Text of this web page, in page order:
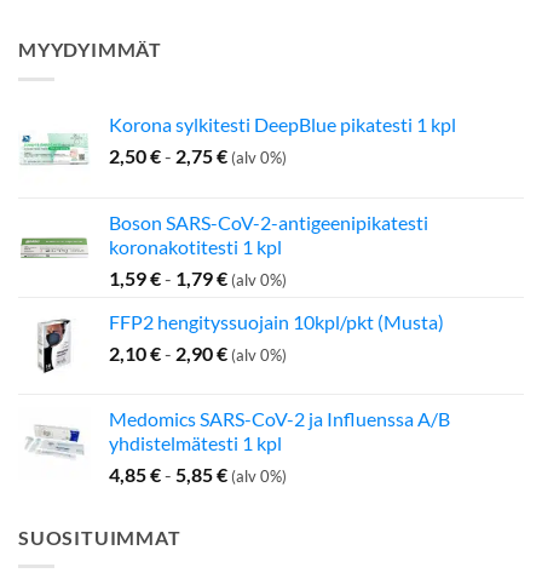
MYYDYIMMÄT
Korona sylkitesti DeepBlue pikatesti 1 kpl
2,50€- 2,75€ (alv 0%)
Boson SARS-CoV-2-antigeenipikatesti
koronakotitesti 1 kpl
1,59€- 1,79€ (alv 0%)
FFP2 hengityssuojain 10kpl/pkt (Musta)
2,10€- 2,90€ (alv 0%)
Medomics SARS-CoV-2 ja Influenssa A/B
yhdistelmätesti 1 kpl
4,85€- 5,85€ (alv 0%)
SUOSITUIMMAT